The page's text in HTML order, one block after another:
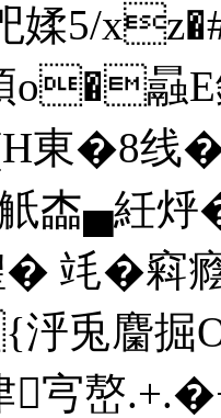
媃5/
o�曧E
東�8线
觗楍▄紝
� 竓�
兎麕掘
宆嶅